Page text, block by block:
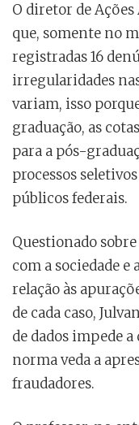
O diretor de
que, somente no
registradas 16
irregularidades
variam, isso
graduação, as
para a pós-
processos
públicos federais.
Questionado
com a sociedade
relação às
de cada caso,
de dados impede a
norma veda a
fraudadores.